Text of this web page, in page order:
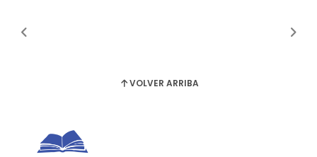
VOLVER ARRIBA